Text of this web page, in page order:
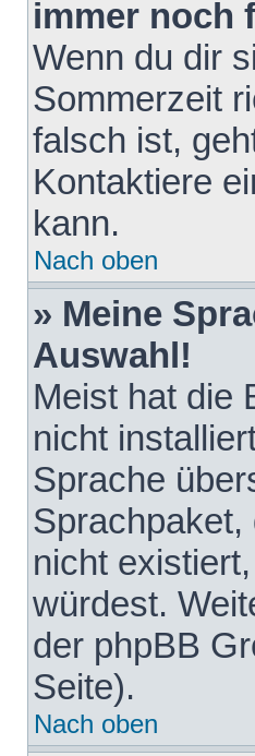
immer noch
Wenn du dir
Sommerzeit
falsch ist,
Kontaktiere
kann.
Nach oben
» Meine
Auswahl!
Meist hat die
nicht
Sprache
nicht
würdest.
der phpBB
Seite).
Nach oben